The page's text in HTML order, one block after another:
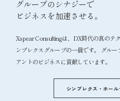
グループのシナジーで
ビジネスを加速させる。
Xspear Consultingは、DX時代の真のテ
ンプレクスグループの一員です。 グル
アントのビジネスに貢献しています。
シンプレクス・ホー